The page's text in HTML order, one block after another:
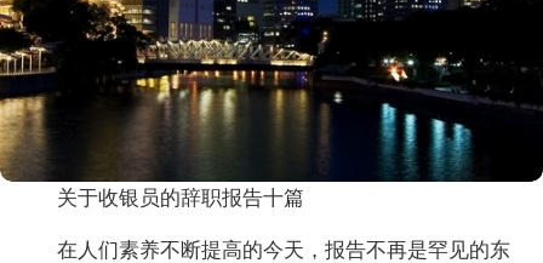
关于收银员的辞职报告十篇
在人们素养不断提高的今天，报告不再是罕见的东